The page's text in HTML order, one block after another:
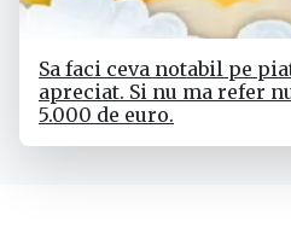
Sa faci ceva notabil pe
apreciat. Si nu ma refer
5.000 de euro.